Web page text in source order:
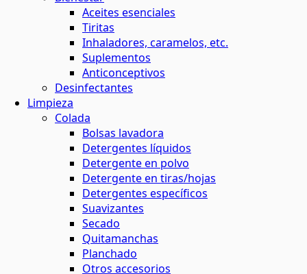
Aceites esenciales
Tiritas
Inhaladores, caramelos, etc.
Suplementos
Anticonceptivos
Desinfectantes
Limpieza
Colada
Bolsas lavadora
Detergentes líquidos
Detergente en polvo
Detergente en tiras/hojas
Detergentes específicos
Suavizantes
Secado
Quitamanchas
Planchado
Otros accesorios